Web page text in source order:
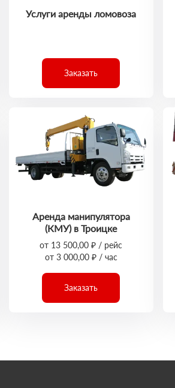
Услуги аренды ломовоза
Заказать
Аренда манипулятора
(КМУ) в Троицке
от 13 500,00 ₽ / рейс
от 3 000,00 ₽ / час
Заказать